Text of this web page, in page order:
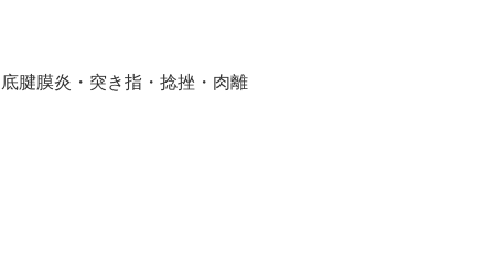
腱膜炎・突き指・捻挫・肉離